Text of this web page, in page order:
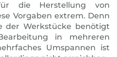
die Herstellung von
Vorgaben extrem. Denn
der Werkstücke benötigt
in mehreren
Umspannen ist